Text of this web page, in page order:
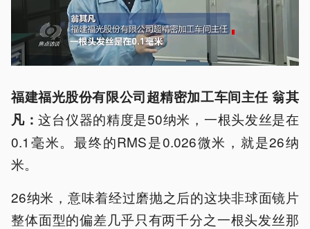
福建福光股份有限公司超精密加工车间主任 翁其
凡：这台仪器的精度是50纳米，一根头发丝是在
0.1毫米。最终的RMS是0.026微米，就是26纳
米。
26纳米，意味着经过磨抛之后的这块非球面镜片
整体面型的偏差几乎只有两千分之一根头发丝那